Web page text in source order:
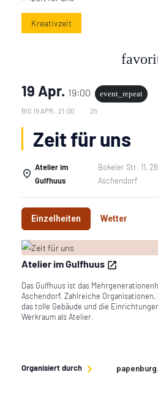
Kreativzeit
19 Apr. 19:00 event_repeat
BIS 19 APR., 21:00 2h
Zeit für uns
Atelier im
Gulfhuus
Bokeler Str. 11,
Aschendorf
Einzelheiten Wetter
Atelier im Gulfhuus
Das Gulfhuus ist das
Aschendorf. Zahlreiche
das tolle Gebäude und die
Werkraum als Atelier.
Organisiert durch